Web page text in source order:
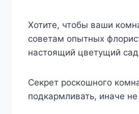
Хотите, чтобы ваши
советам опытных
настоящий цветущий
Секрет роскошного
подкармливать, иначе